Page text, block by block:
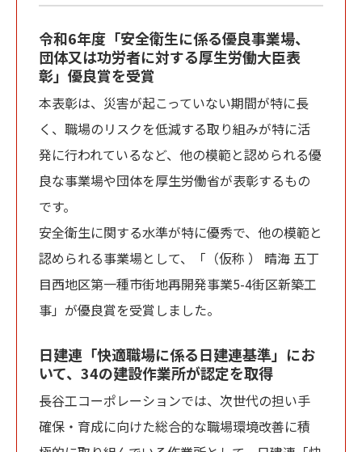
令和6年度「安全衛生に係る優良事業場、
団体又は功労者に対する厚生労働大臣表
彰」優良賞を受賞
本表彰は、災害が起こっていない期間が特に長
く、職場のリスクを低減する取り組みが特に活
発に行われているなど、他の模範と認められる優
良な事業場や団体を厚生労働省が表彰するもの
です。
安全衛生に関する水準が特に優秀で、他の模範と
認められる事業場として、「（仮称 ） 晴海 五丁
目西地区第一種市街地再開発事業5-4街区新築工
事」が優良賞を受賞しました。
日建連「快適職場に係る日建連基準」にお
いて、34の建設作業所が認定を取得
長谷工コーポレーションでは、次世代の担い手
確保‧育成に向けた総合的な職場環境改善に積